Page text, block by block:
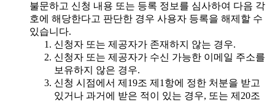
불문하고 신청 내용 또는 등록 정보를 심사하여 다음 각
호에 해당한다고 판단한 경우 사용자 등록을 해제할 수
있습니다.
신청자 또는 제공자가 존재하지 않는 경우.
신청자 또는 제공자가 수신 가능한 이메일 주소를
보유하지 않은 경우.
신청 시점에서 제19조 제1항에 정한 처분을 받고
있거나 과거에 받은 적이 있는 경우, 또는 제20조